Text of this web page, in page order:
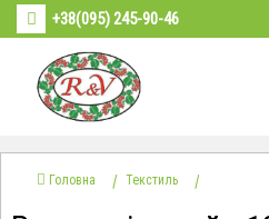
+38(095) 245-90-46
Головна Текстиль